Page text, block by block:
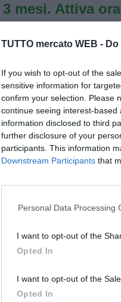
TUTTO mercato WEB -
If you wish to opt-out of the
sensitive information for
confirm your selection. Please
continue seeing interest-
information disclosed to third
further disclosure of your
participants. This information
Downstream Participants that
Personal Data Processing
I want to opt-out of the
Opted In
I want to opt-out of the
Opted In
mesi. Attiva